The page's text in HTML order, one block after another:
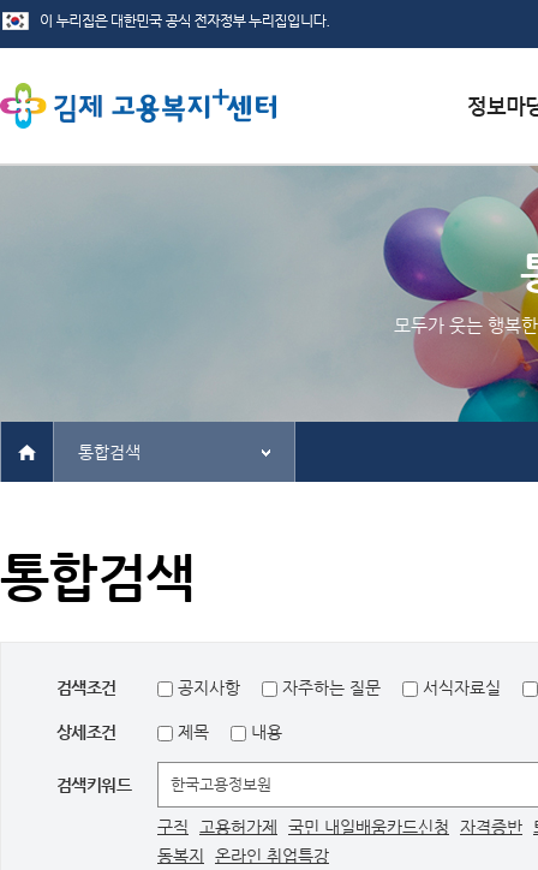
서식자료
채용정보
인재정보
관련사이
모두가 웃는 행복
통합검색
통합검색
검색조건 공지사항 자주하는 질문 서식자료실
상세조건 제목 내용
검색키워드
구직 고용허가제 국민 내일배움카드신청 자격증반
동복지
온라인 취업특강